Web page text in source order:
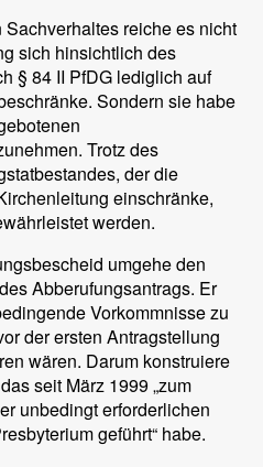
reiche es nicht
sich hinsichtlich des
§ 84 II PfDG lediglich auf
Sondern sie habe
Trotz des
der die
einschränke,
werden.
umgehe den
Abberufungsantrags. Er
Vorkommnisse zu
der ersten Antragstellung
wären. Darum konstruiere
seit März 1999 „zum
unbedingt erforderlichen
geführt“ habe.